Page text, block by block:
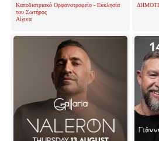
Καποδιστριακό Ορφανοτροφείο - Εκκλησία
του Σωτήρος
Αίγινα